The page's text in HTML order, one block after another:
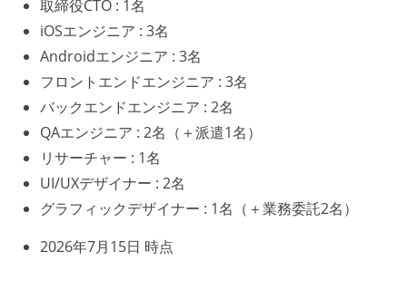
取締役CTO : 1名
iOSエンジニア : 3名
Androidエンジニア : 3名
フロントエンドエンジニア : 3名
バックエンドエンジニア : 2名
QAエンジニア : 2名（＋派遣1名）
リサーチャー : 1名
UI/UXデザイナー : 2名
グラフィックデザイナー : 1名（＋業務委託2名）
2026年7月15日 時点